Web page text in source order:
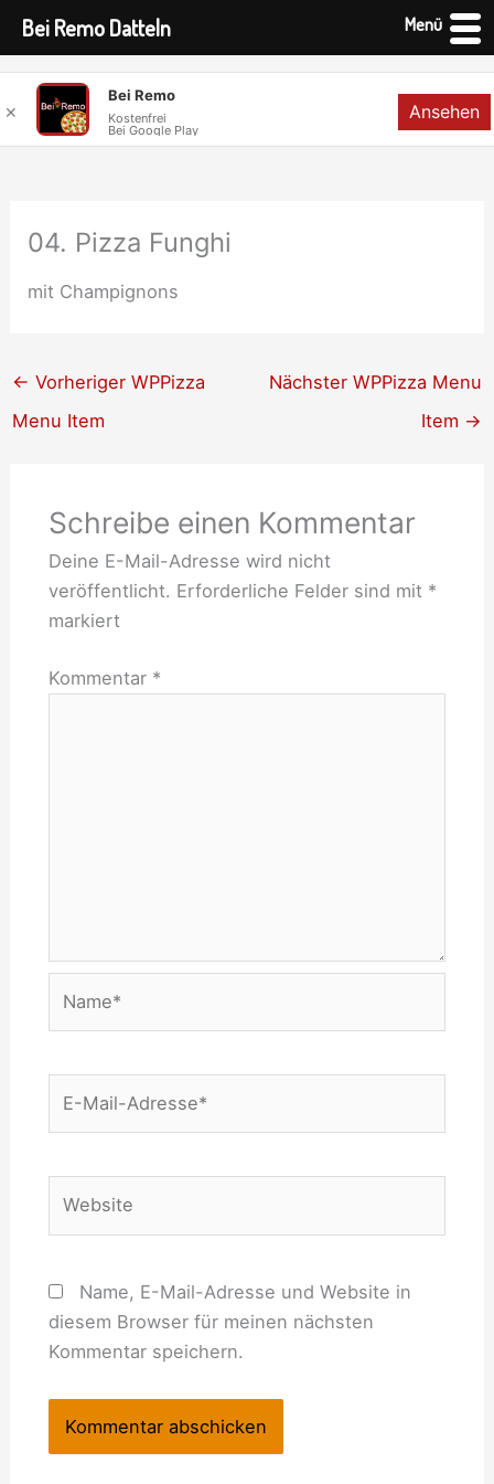
Inhalt
springen
04. Pizza Funghi
mit Champignons
← Vorheriger WPPizza
Menu Item
Nächster WPPizza Menu
Item →
Schreibe einen Kommentar
Deine E-Mail-Adresse wird nicht
veröffentlicht. Erforderliche Felder sind mit *
markiert
Kommentar *
Mail-
Name, E-Mail-Adresse und Website in
diesem Browser für meinen nächsten
Kommentar speichern.
Bei Remo Datteln Menü
✕
Bei Remo
Kostenfrei
Bei Google Play
Ansehen